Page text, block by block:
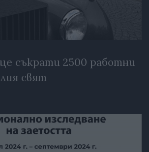
съкрати 2500 работни
свят